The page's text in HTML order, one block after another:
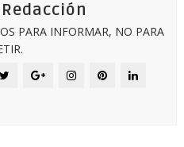
PARA INFORMAR, NO PARA